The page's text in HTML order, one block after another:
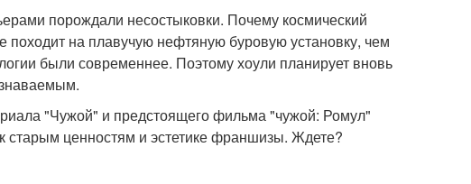
порождали несостыковки. Почему космический
на плавучую нефтяную буровую установку, чем
были современнее. Поэтому хоули планирует вновь
"Чужой" и предстоящего фильма "чужой: Ромул"
старым ценностям и эстетике франшизы. Ждете?